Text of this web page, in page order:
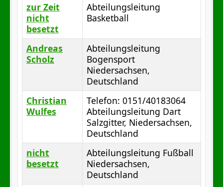
zur Zeit
nicht
besetzt
Abteilungsleitung
Basketball
Andreas
Scholz
Abteilungsleitung
Bogensport
Niedersachsen,
Deutschland
Christian
Wulfes
Telefon: 0151/40183064
Abteilungsleitung Dart
Salzgitter, Niedersachsen,
Deutschland
nicht
besetzt
Abteilungsleitung Fußball
Niedersachsen,
Deutschland